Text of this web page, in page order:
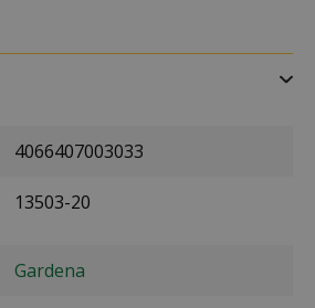
4066407003033
13503-20
Gardena